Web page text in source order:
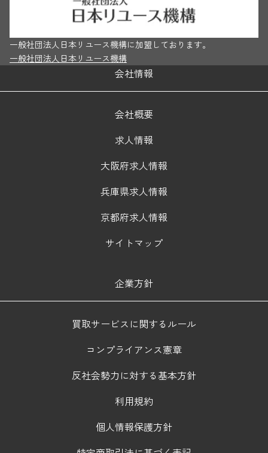
一般社団法人日本リユース機構に加盟しております。
一般社団法人日本リユース機構
会社情報
会社概要
求人情報
大阪府求人情報
兵庫県求人情報
京都府求人情報
サイトマップ
企業方針
買取サービスに関するルール
コンプライアンス憲章
反社会勢力に対する基本方針
利用規約
個人情報保護方針